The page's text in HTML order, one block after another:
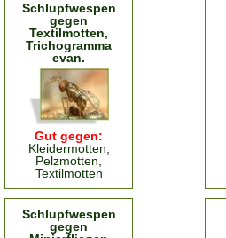
Schlupfwespen
gegen
Textilmotten,
Trichogramma
evan.
Gut gegen:
Kleidermotten,
Pelzmotten,
Textilmotten
Schlupfwespen
gegen